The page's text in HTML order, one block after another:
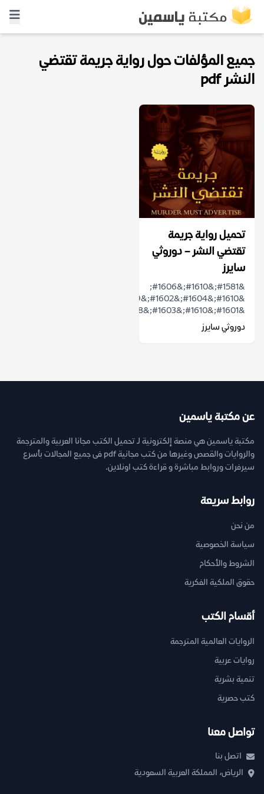
جميع المؤلفات حول رواية جريمة تقتضي
النشر pdf
تحميل رواية جريمة
تقتضي النشر – دوروثي
سايرز
&#1581;&#1610;&#1606;
&#1601;&#1610;&#1603;&#1578;&...
دوروثي سايرز
عن مكتبة ياسمين
مكتبة ياسمين هي منصة إلكترونية لـ تحميل الكتب مجانا العربية والمترجمة
والروايات والقصص وغيرها من كتب مجانية pdf فى جميع المجالات بأسرع
سيرفرات وروابط مباشرة و قراءة كتب اونلاين.
روابط سريعة
من نحن
سياسة الخصوصية
الشروط والأحكام
حقوق الملكية الفكرية
أقسام الكتب
الروايات العالمية المترجمة
روايات عربية
تنمية بشرية
كتب حصرية
تواصل معنا
اتصل بنا
الرياض، المملكة العربية السعودية